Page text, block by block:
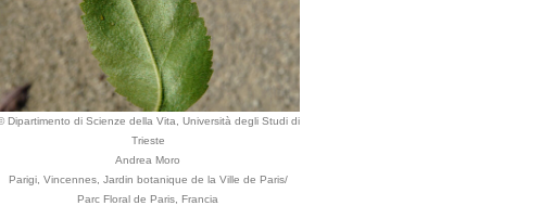
Dipartimento di Scienze della Vita, Università degli Studi di
Trieste
Andrea Moro
Parigi, Vincennes, Jardin botanique de la Ville de Paris/
Parc Floral de Paris, Francia